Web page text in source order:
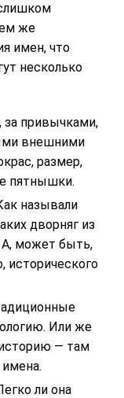
же
имен, что
несколько
за привычками,
внешними
размер,
пятнышки.
называли
дворняг из
А, может быть,
исторического
Или же
— там
ли она